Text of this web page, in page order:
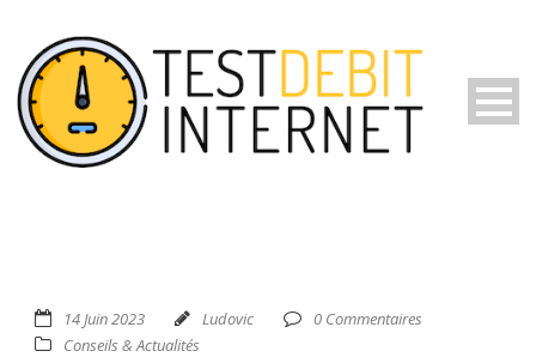
14 Juin 2023 Ludovic
0 Commentaires
Conseils & Actualités